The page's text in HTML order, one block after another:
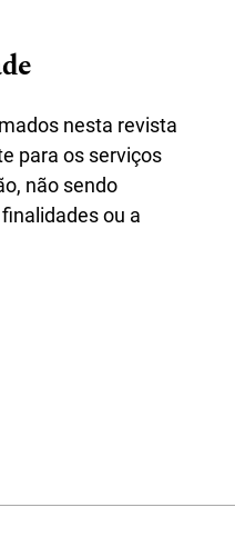
nesta revista
para os serviços
não sendo
ou a